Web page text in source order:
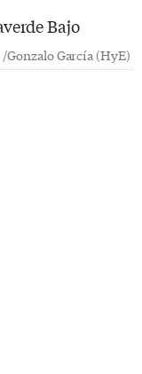
Gonzalo García (HyE)